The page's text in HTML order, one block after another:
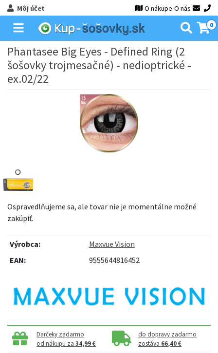
Môj účet O nákupe O nás
0
Phantasee Big Eyes - Defined Ring (2
šošovky trojmesačné) - nedioptrické -
ex.02/22
Ospravedlňujeme sa, ale tovar nie je momentálne možné
zakúpiť.
Výrobca:
Maxvue Vision
EAN:
9555644816452
Darčeky zadarmo
od nákupu za34,99 €
do dopravy zadarmo
zostáva 66,40 €